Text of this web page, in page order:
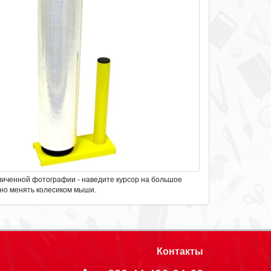
фотографии - наведите курсор на большое
менять колесиком мыши.
Контакты